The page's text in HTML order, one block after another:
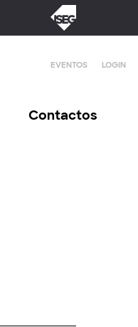
EVENTOS LOGIN
Contactos